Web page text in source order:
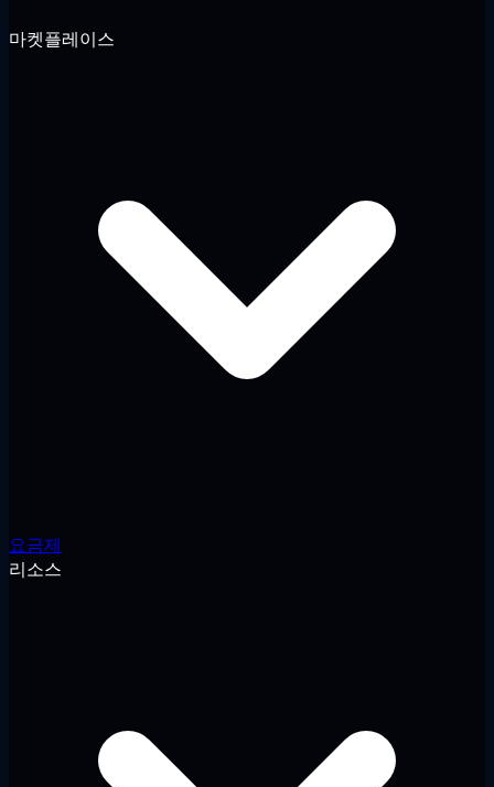
마켓플레이스
요금제
리소스